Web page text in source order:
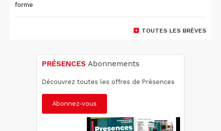
forme
TOUTES LES BRÈVES
PRÉSENCES Abonnements
Découvrez toutes les offres de Présences
Abonnez-vous